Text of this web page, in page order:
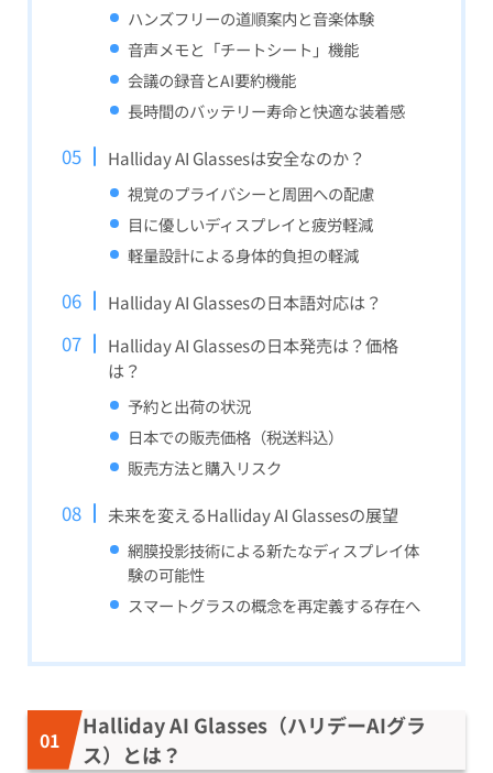
ハンズフリーの道順案内と音楽体験
音声メモと「チートシート」機能
会議の録音とAI要約機能
長時間のバッテリー寿命と快適な装着感
Halliday AI Glassesは安全なのか？
視覚のプライバシーと周囲への配慮
目に優しいディスプレイと疲労軽減
軽量設計による身体的負担の軽減
Halliday AI Glassesの日本語対応は？
Halliday AI Glassesの日本発売は？価格
は？
予約と出荷の状況
日本での販売価格（税送料込）
販売方法と購入リスク
未来を変えるHalliday AI Glassesの展望
網膜投影技術による新たなディスプレイ体
験の可能性
スマートグラスの概念を再定義する存在へ
Halliday AI Glasses（ハリデーAIグラ
ス）とは？